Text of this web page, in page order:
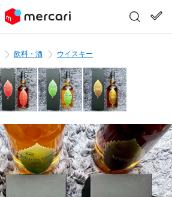
飲料・酒 ウイスキー